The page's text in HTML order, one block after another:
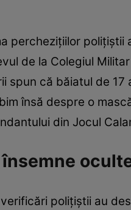
perchezițiilor
de la Colegiul
spun că băiatul de
însă despre o
din Jocul
polițiștii au